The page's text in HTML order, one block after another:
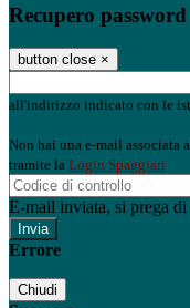
Recupero password
button close ×
all'indirizzo indicato con le
Non hai una e-mail associata
tramite la Login Spaggiari
E-mail inviata, si prega
Errore
Chiudi